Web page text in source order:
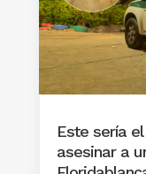
Este sería
asesinar a